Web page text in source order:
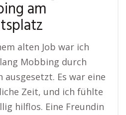
am
alten Job war ich
Mobbing durch
ausgesetzt. Es war eine
Zeit, und ich fühlte
hilflos. Eine Freundin